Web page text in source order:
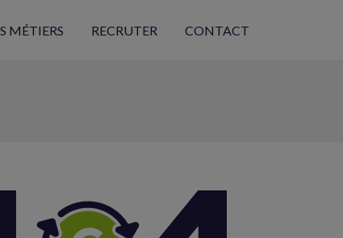
MÉTIERS RECRUTER CONTACT